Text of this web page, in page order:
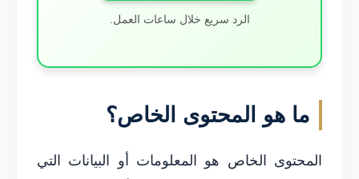
الرد سريع خلال ساعات العمل.
ما هو المحتوى الخاص؟
المحتوى الخاص هو المعلومات أو البيانات التي